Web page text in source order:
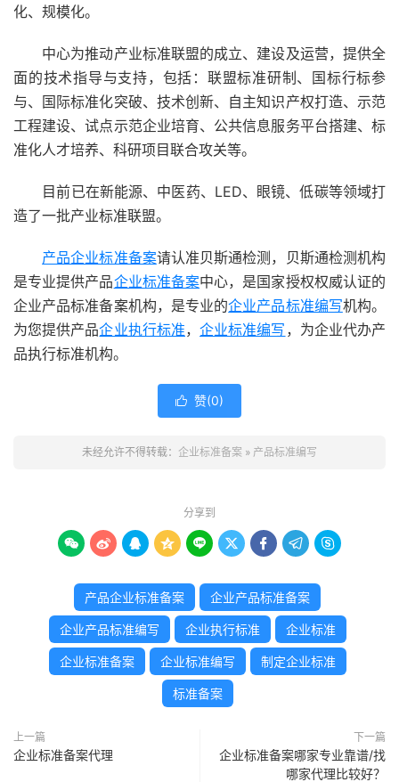
化、规模化。
中心为推动产业标准联盟的成立、建设及运营，提供全
面的技术指导与支持，包括：联盟标准研制、国标行标参
与、国际标准化突破、技术创新、自主知识产权打造、示范
工程建设、试点示范企业培育、公共信息服务平台搭建、标
准化人才培养、科研项目联合攻关等。
目前已在新能源、中医药、LED、眼镜、低碳等领域打
造了一批产业标准联盟。
产品企业标准备案请认准贝斯通检测，贝斯通检测机构
是专业提供产品企业标准备案中心，是国家授权权威认证的
企业产品标准备案机构，是专业的企业产品标准编写机构。
为您提供产品企业执行标准，企业标准编写 ，为企业代办产
品执行标准机构。
 赞(0)
未经允许不得转载： 企业标准备案 » 产品标准编写
分享到
        
产品企业标准备案 企业产品标准备案
企业产品标准编写 企业执行标准 企业标准
企业标准备案 企业标准编写 制定企业标准
标准备案
上一篇
企业标准备案代理
下一篇
企业标准备案哪家专业靠谱/找
哪家代理比较好？